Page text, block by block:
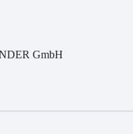
GmbH